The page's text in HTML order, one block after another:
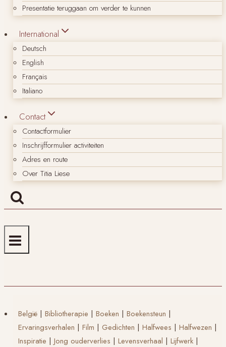
Presentatie teruggaan om verder te kunnen
International
Deutsch
English
Français
Italiano
Contact
Contactformulier
Inschrijfformulier activiteiten
Adres en route
Over Titia Liese
België | Bibliotherapie | Boeken | Boekensteun |
Ervaringsverhalen | Film | Gedichten | Halfwees | Halfwezen |
Inspiratie | Jong ouderverlies | Levensverhaal | Lijfwerk |